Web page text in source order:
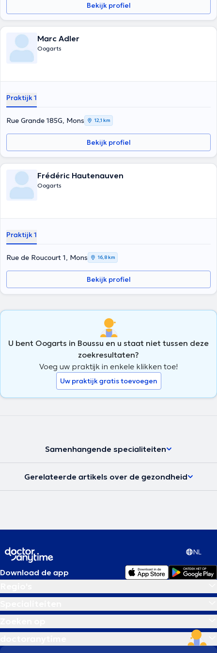
Bekijk profiel
Marc Adler
Oogarts
Praktijk 1
Rue Grande 185G, Mons 12,1 km
Bekijk profiel
Frédéric Hautenauven
Oogarts
Praktijk 1
Rue de Roucourt 1, Mons 16,8 km
Bekijk profiel
U bent Oogarts in Boussu en u staat niet tussen deze
zoekresultaten?
Voeg uw praktijk in enkele klikken toe!
Uw praktijk gratis toevoegen
Samenhangende specialiteiten
Gerelateerde artikels over de gezondheid
NL
Download de app